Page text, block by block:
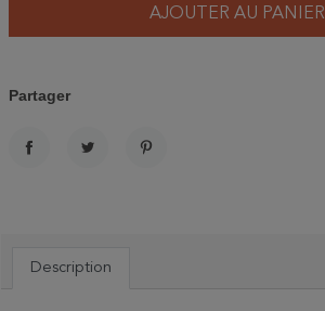
AJOUTER AU PANIER
Partager
Description